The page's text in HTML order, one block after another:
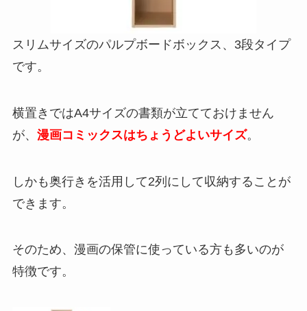
スリムサイズのパルプボードボックス、3段タイプ
です。
横置きではA4サイズの書類が立てておけません
が、 漫画コミックスはちょうどよいサイズ。
しかも奥行きを活用して2列にして収納することが
できます。
そのため、漫画の保管に使っている方も多いのが
特徴です。